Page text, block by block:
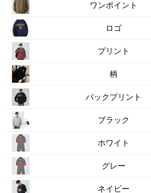
ワンポイント
ロゴ
プリント
柄
バックプリント
ブラック
ホワイト
グレー
ネイビー